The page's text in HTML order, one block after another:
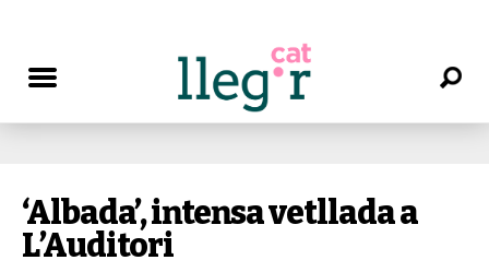
‘Albada’, intensa vetllada a
L’Auditori